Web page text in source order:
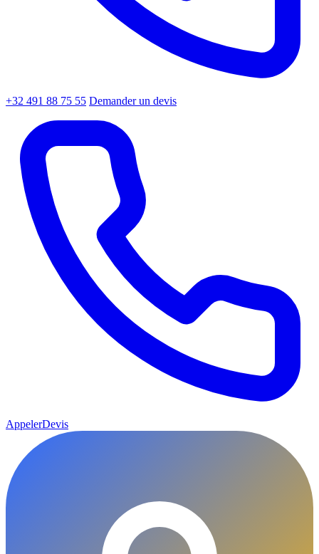
+32 491 88 75 55 Demander un devis
AppelerDevis